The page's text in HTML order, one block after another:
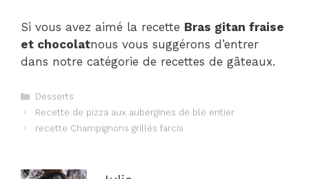
Si vous avez aimé la recette Bras gitan fraise
et chocolatnous vous suggérons d’entrer
dans notre catégorie de recettes de gâteaux.
Catégories
Desserts
Navigation
Recette de pizza aux aubergines de blé entier
recette Champignons grillés farcis